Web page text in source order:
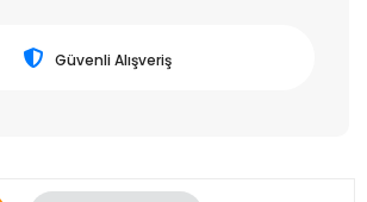
Güvenli Alışveriş